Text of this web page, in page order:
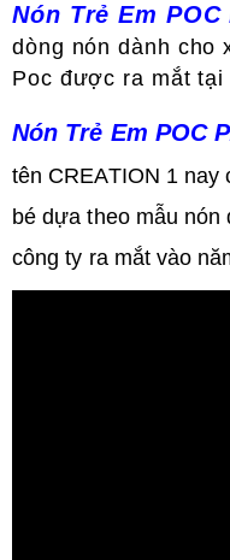
Nón Trẻ Em
dòng nón dành cho
Poc được ra mắt
Nón Trẻ Em POC
tên CREATION 1 nay
bé dựa theo mẫu
công ty ra mắt vào